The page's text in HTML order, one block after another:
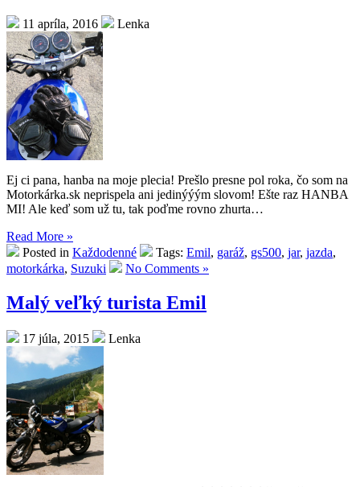
11 apríla, 2016 Lenka
Ej ci pana, hanba na moje plecia! Prešlo presne pol roka, čo som na
Motorkárka.sk neprispela ani jedinýýým slovom! Ešte raz HANBA
MI! Ale keď som už tu, tak poďme rovno zhurta…
Read More »
Posted in Každodenné Tags: Emil, garáž, gs500, jar, jazda,
motorkárka, Suzuki No Comments »
Malý veľký turista Emil
17 júla, 2015 Lenka